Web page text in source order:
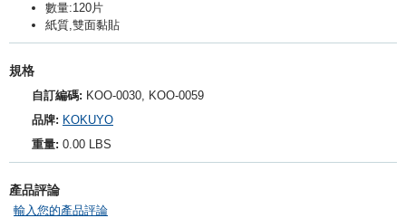
數量:120片
紙質,雙面黏貼
規格
自訂編碼: KOO-0030, KOO-0059
品牌: KOKUYO
重量: 0.00 LBS
產品評論
輸入您的產品評論